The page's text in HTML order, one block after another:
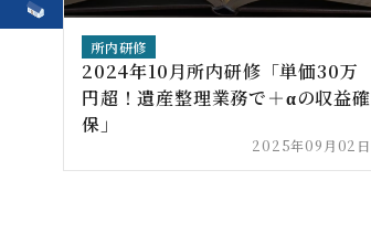
所内研修
2024年10月所内研修「単価30万
円超！遺産整理業務で＋αの収益確
保」
2025年09月02日